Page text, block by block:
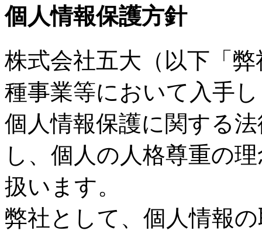
個人情報保護方針
株式会社五大（以下「
種事業等において入手
個人情報保護に関する
し、個人の人格尊重の
扱います。
弊社として、個人情報